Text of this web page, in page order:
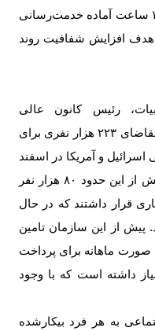
ساعت آماده خدمت‌رسانی
هدف افزایش شفافیت روند
بیات، رئیس کانون عالی
بازنشستگان تامین اجتماعی، از ثبت تقاضای ۲۲۳ هزار نفری برای
و آمریکا در اسفند
۱۴۰۴ به کشور خبر داد. به گفته او پیش از این حدود ۸۰ هزار نفر
قرار داشتند که در حال
می‌رسد. پیش از این سازمان تامین
تومان به صورت ماهانه برای پرداخت
داشته است که با وجود
به هر فرد بیکارشده